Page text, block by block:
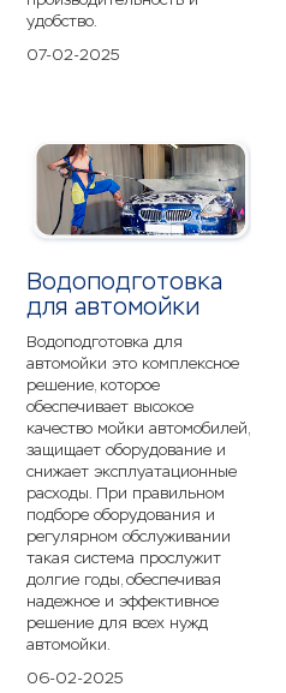
удобство.
07-02-2025
Водоподготовка
для автомойки
Водоподготовка для
автомойки это комплексное
решение, которое
обеспечивает высокое
качество мойки автомобилей,
защищает оборудование и
снижает эксплуатационные
расходы. При правильном
подборе оборудования и
регулярном обслуживании
такая система прослужит
долгие годы, обеспечивая
надежное и эффективное
решение для всех нужд
автомойки.
06-02-2025